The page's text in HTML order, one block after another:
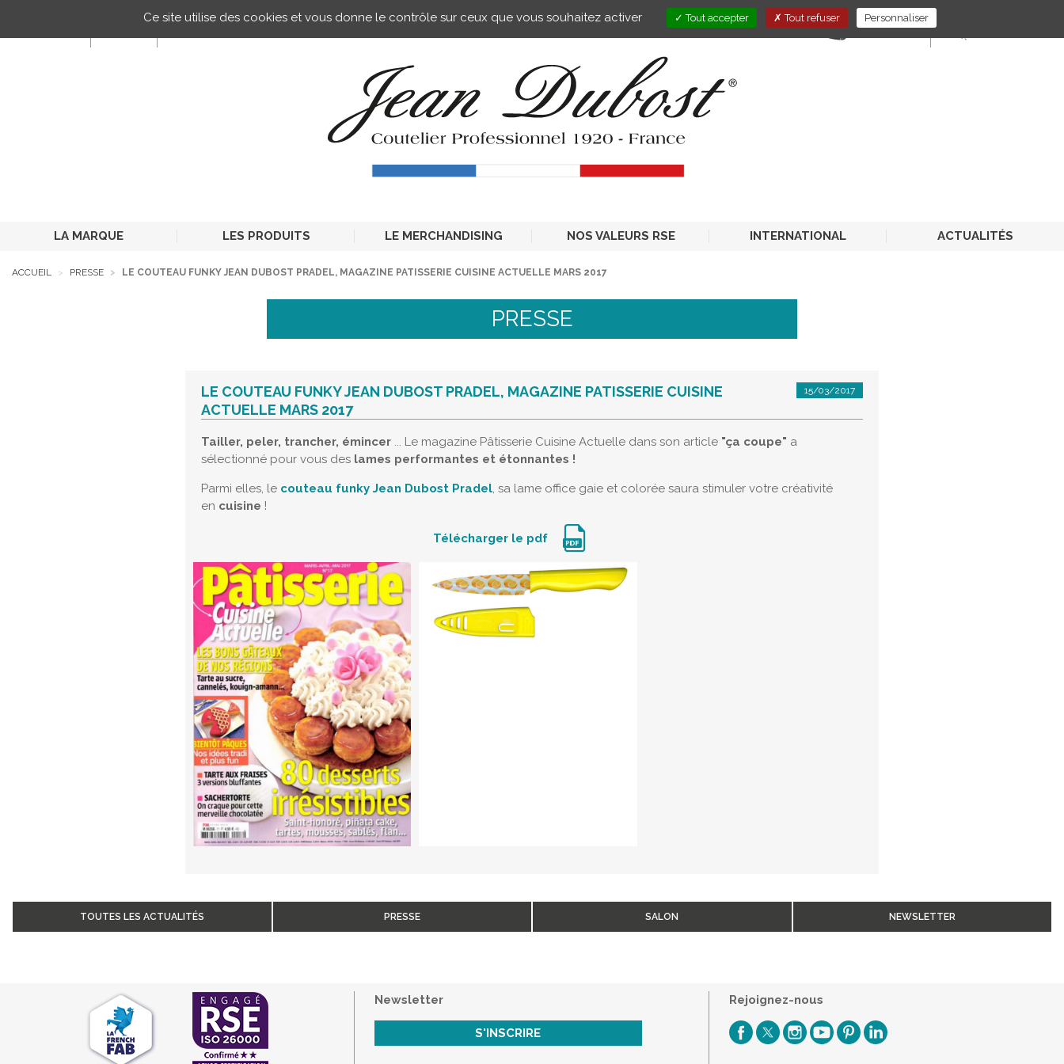
LA MARQUE LES PRODUITS LE MERCHANDISING NOS VALEURS RSE INTERNATIONAL ACTUALITÉS
E-STORE
ACCUEIL PRESSE LE COUTEAU FUNKY JEAN DUBOST PRADEL, MAGAZINE PATISSERIE CUISINE ACTUELLE MARS 2017
PRESSE
LE COUTEAU FUNKY JEAN DUBOST PRADEL, MAGAZINE PATISSERIE CUISINE
ACTUELLE MARS 2017
15/03/2017
Tailler, peler, trancher, émincer ... Le magazine Pâtisserie Cuisine Actuelle dans son article "ça coupe" a
sélectionné pour vous des lames performantes et étonnantes !
Parmi elles, le couteau funky Jean Dubost Pradel, sa lame office gaie et colorée saura stimuler votre créativité
en cuisine !
Télécharger le pdf
TOUTES LES ACTUALITÉS PRESSE SALON NEWSLETTER
Newsletter
S'INSCRIRE
Rejoignez-nous
Ce site utilise des cookies et vous donne le contrôle sur ceux que vous souhaitez activer Tout accepter Tout refuser Personnaliser